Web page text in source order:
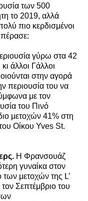
των 500
το 2019, αλλά
πιο κερδισμένοι
γύρω στα 42
άλλοι Γάλλοι
στην αγορά
περιουσία του να
με τον
του Πινό
μετοχών 41% στη
Οίκου Yves St.
Η Φρανσουάζ
γυναίκα στον
των μετοχών της L’
Σεπτέμβριο του